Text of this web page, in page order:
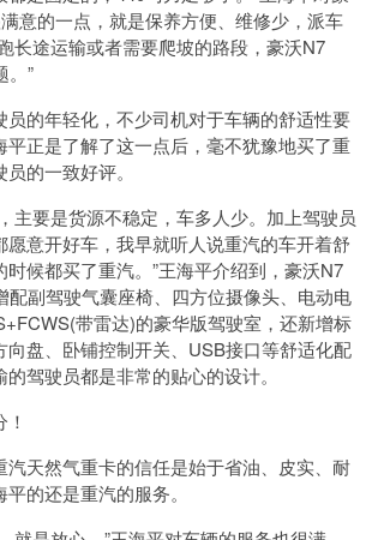
意的一点，就是保养方便、维修少，派车
长途运输或者需要爬坡的路段，豪沃N7
。”
员的年轻化，不少司机对于车辆的舒适性要
平正是了解了这一点后，毫不犹豫地买了重
的一致好评。
主要是货源不稳定，车多人少。加上驾驶员
愿意开好车，我早就听人说重汽的车开着舒
时候都买了重汽。”王海平介绍到，豪沃N7
配副驾驶气囊座椅、四方位摄像头、电动电
带雷达)的豪华版驾驶室，还新增标
向盘、卧铺控制开关、USB接口等舒适化配
驾驶员都是非常的贴心的设计。
汽天然气重卡的信任是始于省油、皮实、耐
的还是重汽的服务。